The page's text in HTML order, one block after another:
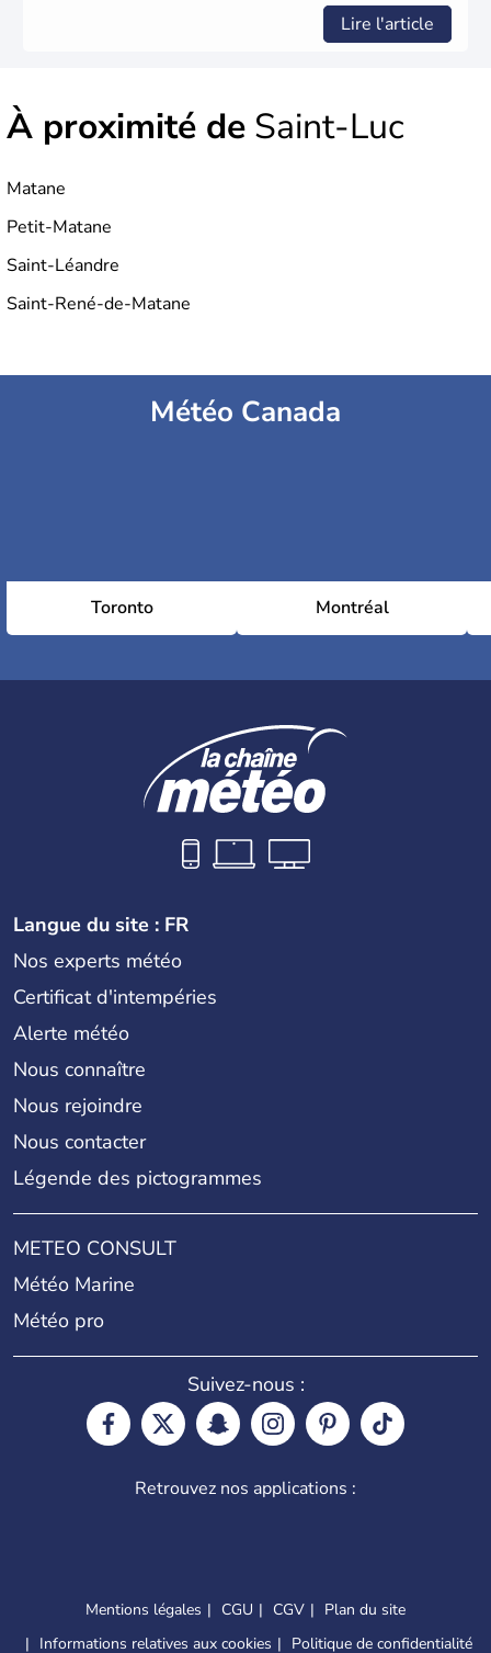
Lire l'article
À proximité de Saint-Luc
Matane
Petit-Matane
Saint-Léandre
Saint-René-de-Matane
Météo Canada
Toronto Montréal
Langue du site : FR
Nos experts météo
Certificat d'intempéries
Alerte météo
Nous connaître
Nous rejoindre
Nous contacter
Légende des pictogrammes
METEO CONSULT
Météo Marine
Météo pro
Suivez-nous :
Retrouvez nos applications :
Mentions légales CGU CGV
Plan du site
Informations relatives aux cookies
Politique de confidentialité